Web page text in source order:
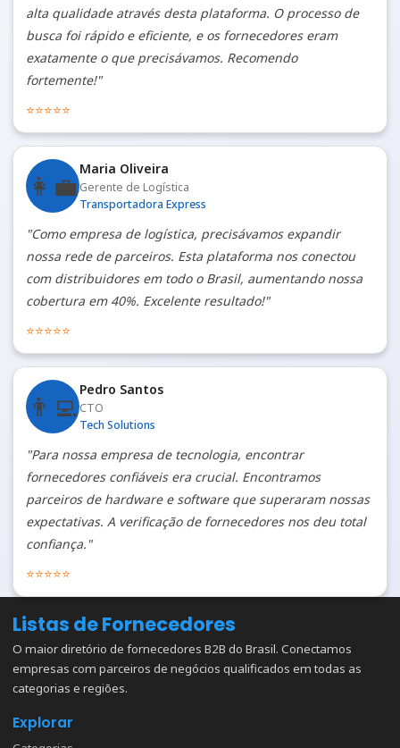
alta qualidade através desta plataforma. O processo de
busca foi rápido e eficiente, e os fornecedores eram
exatamente o que precisávamos. Recomendo
fortemente!"
⭐⭐⭐⭐⭐
👩‍💼
Maria Oliveira
Gerente de Logística
Transportadora Express
"Como empresa de logística, precisávamos expandir
nossa rede de parceiros. Esta plataforma nos conectou
com distribuidores em todo o Brasil, aumentando nossa
cobertura em 40%. Excelente resultado!"
⭐⭐⭐⭐⭐
👨‍💻
Pedro Santos
CTO
Tech Solutions
"Para nossa empresa de tecnologia, encontrar
fornecedores confiáveis era crucial. Encontramos
parceiros de hardware e software que superaram nossas
expectativas. A verificação de fornecedores nos deu total
confiança."
⭐⭐⭐⭐⭐
Listas de Fornecedores
O maior diretório de fornecedores B2B do Brasil. Conectamos
empresas com parceiros de negócios qualificados em todas as
categorias e regiões.
Explorar